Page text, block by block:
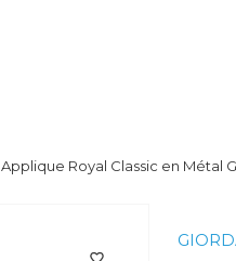
Applique Royal Classic en Métal